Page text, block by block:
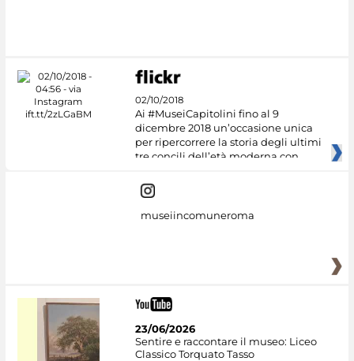
02/10/2018
Ai #MuseiCapitolini fino al 9
dicembre 2018 un’occasione unica
per ripercorrere la storia degli ultimi
tre concili dell’età moderna con
museiincomuneroma
23/06/2026
Sentire e raccontare il museo: Liceo
Classico Torquato Tasso